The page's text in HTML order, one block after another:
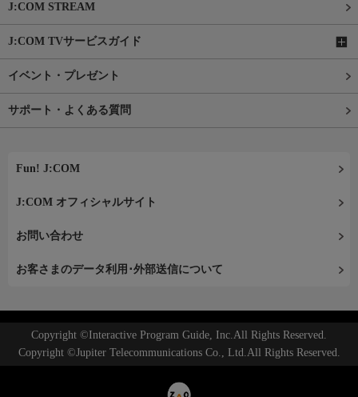
J:COM STREAM
J:COM TVサービスガイド
イベント・プレゼント
サポート・よくある質問
Fun! J:COM
J:COM オフィシャルサイト
お問い合わせ
お客さまのデータ利用･外部送信について
Copyright ©Interactive Program Guide, Inc.All Rights Reserved.
Copyright ©Jupiter Telecommunications Co., Ltd.All Rights Reserved.